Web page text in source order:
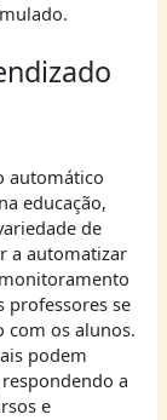
automático
educação,
de
a automatizar
se
com os alunos.
podem
a
e